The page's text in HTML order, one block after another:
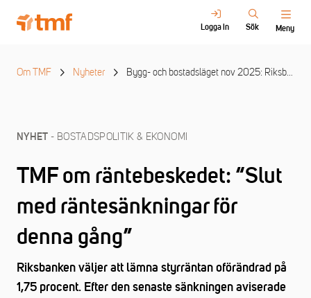
Logga in Sök Meny
Om TMF Nyheter Bygg- och bostadsläget nov 2025: Riksbanken lämnar räntan oförändrad
NYHET - BOSTADSPOLITIK & EKONOMI
TMF om räntebeskedet: “Slut
med räntesänkningar för
denna gång”
Riksbanken väljer att lämna styrräntan oförändrad på
1,75 procent. Efter den senaste sänkningen aviserade